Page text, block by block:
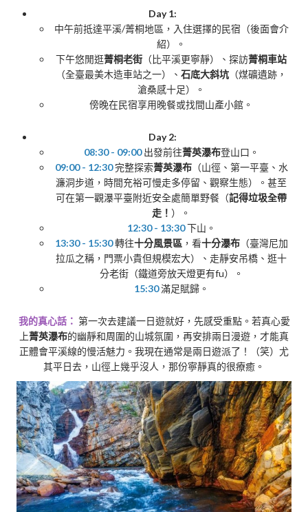
Day 1:
中午前抵達平溪/菁桐地區，入住選擇的民宿（後面會介
紹）。
下午悠閒逛菁桐老街 （比平溪更寧靜）、探訪菁桐車站
（全臺最美木造車站之一）、 石底大斜坑 （煤礦遺跡，
滄桑感十足）。
傍晚在民宿享用晚餐或找間山產小館。
Day 2:
08:30 - 09:00出發前往菁英瀑布登山口。
09:00 - 12:30完整探索菁英瀑布（山徑、第一平臺、水
濂洞步道，時間充裕可慢走多停留、觀察生態）。甚至
可在第一觀瀑平臺附近安全處簡單野餐（記得垃圾全帶
走！ ）。
12:30 - 13:30下山。
13:30 - 15:30轉往十分風景區，看十分瀑布（臺灣尼加
拉瓜之稱，門票小貴但規模宏大）、走靜安吊橋、逛十
分老街（鐵道旁放天燈更有fu）。
15:30滿足賦歸。
我的真心話： 第一次去建議一日遊就好，先感受重點。若真心愛
上菁英瀑布的幽靜和周圍的山城氛圍，再安排兩日漫遊，才能真
正體會平溪線的慢活魅力。我現在通常是兩日遊派了！（笑）尤
其平日去，山徑上幾乎沒人，那份寧靜真的很療癒。